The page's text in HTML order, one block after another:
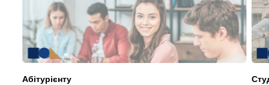
Абітурієнту